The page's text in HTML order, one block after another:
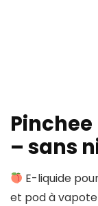
– sans
E-liquide
et pod à